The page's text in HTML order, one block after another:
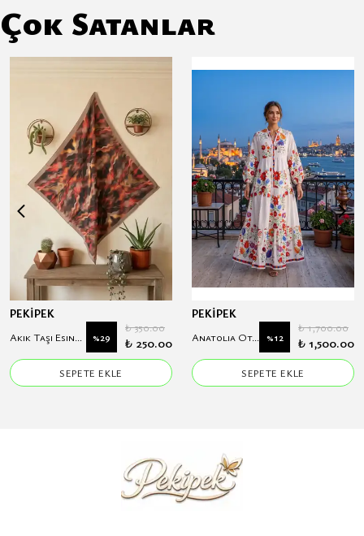
Çok Satanlar
PEKİPEK
%29
₺ 350.00
₺ 250.00
SEPETE EKLE
PEKİPEK
Anatolia Otantik Çiçek Desenli Hakim Yaka Modal Elbise %12
₺ 1,700.00
₺ 1,500.00
SEPETE EKLE